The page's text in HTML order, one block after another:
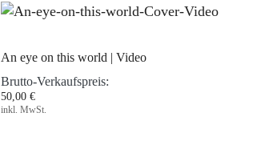
An eye on this world | Video
Brutto-Verkaufspreis:
50,00 €
inkl. MwSt.